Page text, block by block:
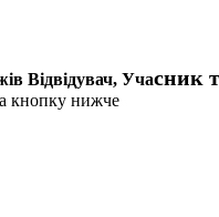
Відвідувач, Учасник
кнопку нижче